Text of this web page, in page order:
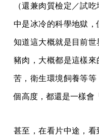
（還兼肉質檢定／試
中是冰冷的科學地獄
知道這大概就是目前
豬肉，大概都是這樣
苦，衛生環境飼養等
個高度，都還是一樣會
甚至，在看片中途，看